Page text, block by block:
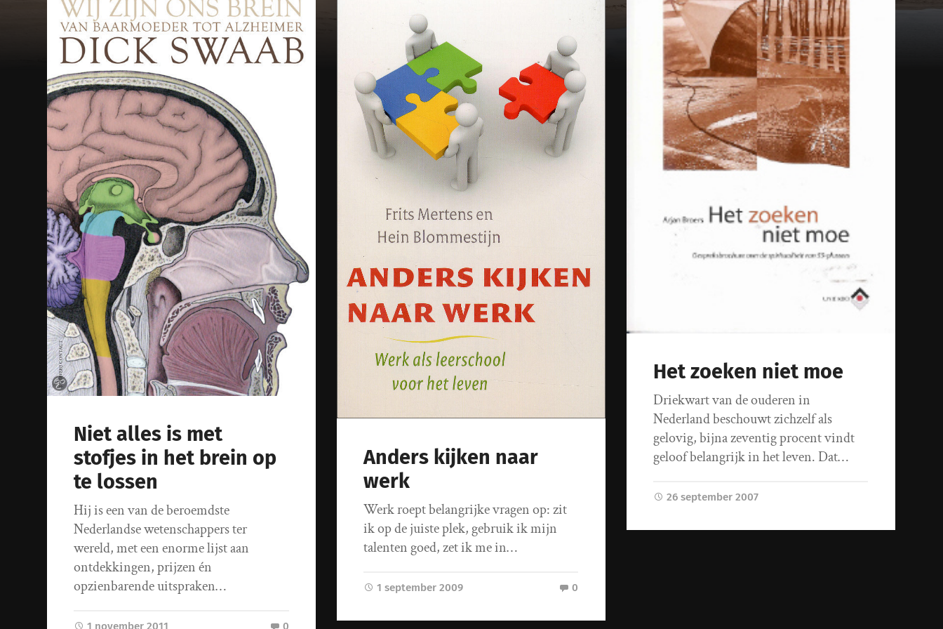
Niet alles is met
stofjes in het brein op
te lossen
Hij is een van de beroemdste
Nederlandse wetenschappers ter
wereld, met een enorme lijst aan
ontdekkingen, prijzen én
opzienbarende uitspraken…
1 november 2011 0
Anders kijken naar
werk
Werk roept belangrijke vragen op: zit
ik op de juiste plek, gebruik ik mijn
talenten goed, zet ik me in…
1 september 2009 0
Het zoeken niet moe
Driekwart van de ouderen in
Nederland beschouwt zichzelf als
gelovig, bijna zeventig procent vindt
geloof belangrijk in het leven. Dat…
26 september 2007